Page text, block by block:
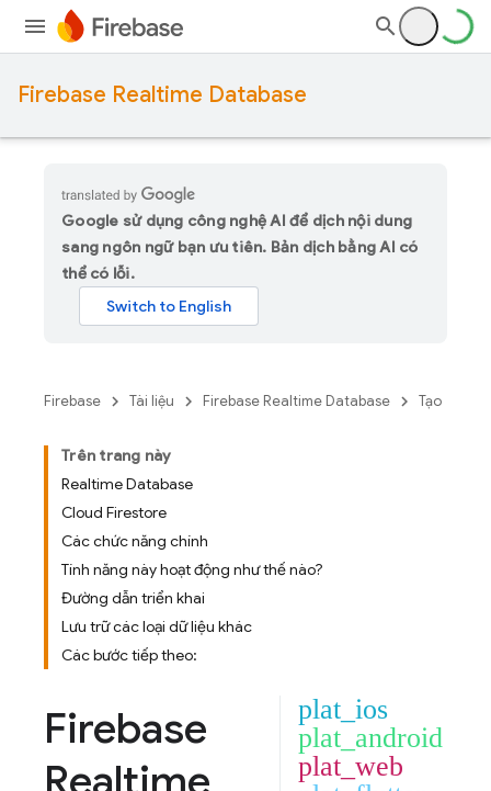
Firebase Realtime Database
Google sử dụng công nghệ AI để dịch nội dung
sang ngôn ngữ bạn ưu tiên. Bản dịch bằng AI có
thể có lỗi.
Firebase Tài liệu Firebase Realtime Database Tạo
Trên trang này
Realtime Database
Cloud Firestore
Các chức năng chính
Tính năng này hoạt động như thế nào?
Đường dẫn triển khai
Lưu trữ các loại dữ liệu khác
Các bước tiếp theo:
Firebase
plat_ios
plat_android
plat_web